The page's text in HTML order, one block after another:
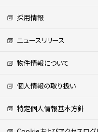
採用情報
ニュースリリース
物件情報について
個人情報の取り扱い
特定個人情報基本方針